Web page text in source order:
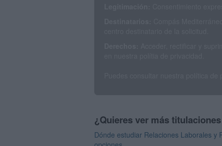
¿Quieres ver más
Dónde estudiar Relaciones Laborales y